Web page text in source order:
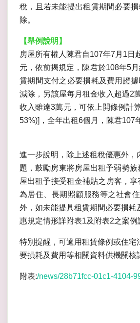
稅，且若未能提出租賃期間必要
除。
【舉例說明】
房屋所有權人陳君自107年7月1日
元，依前揭規定，陳君於108年5
賃期間支付之必要損耗及費用證
減除，另該屋每月租金收入超過2
收入雖達3萬元，可依上開條例計
53%)]，全年出租6個月，陳君107
進一步說明，除上述租稅優惠外
題，鼓勵房東將房屋出租予弱勢
屋出租予接受租金補貼之房客，
為居住、長期照顧服務等之社會
外，如未能提具租賃期間必要損
惠規定情形詳附表1及附表2之案例
特別提醒，可適用租賃條例或住
要損耗及費用等相關資料供機關核
附表:/news/28b71fcc-01c1-4104-